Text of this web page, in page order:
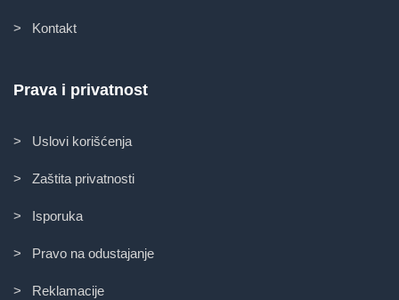
> Kontakt
Prava i privatnost
> Uslovi korišćenja
> Zaštita privatnosti
> Isporuka
> Pravo na odustajanje
> Reklamacije